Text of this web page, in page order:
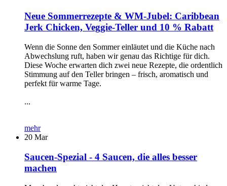
Neue Sommerrezepte & WM-Jubel: Caribbean
Jerk Chicken, Veggie-Teller und 10 % Rabatt
Wenn die Sonne den Sommer einläutet und die Küche nach
Abwechslung ruft, haben wir genau das Richtige für dich.
Diese Woche erwarten dich zwei neue Rezepte, die ordentlich
Stimmung auf den Teller bringen – frisch, aromatisch und
perfekt für warme Tage.
...
mehr
20 Mar
Saucen-Spezial - 4 Saucen, die alles besser
machen